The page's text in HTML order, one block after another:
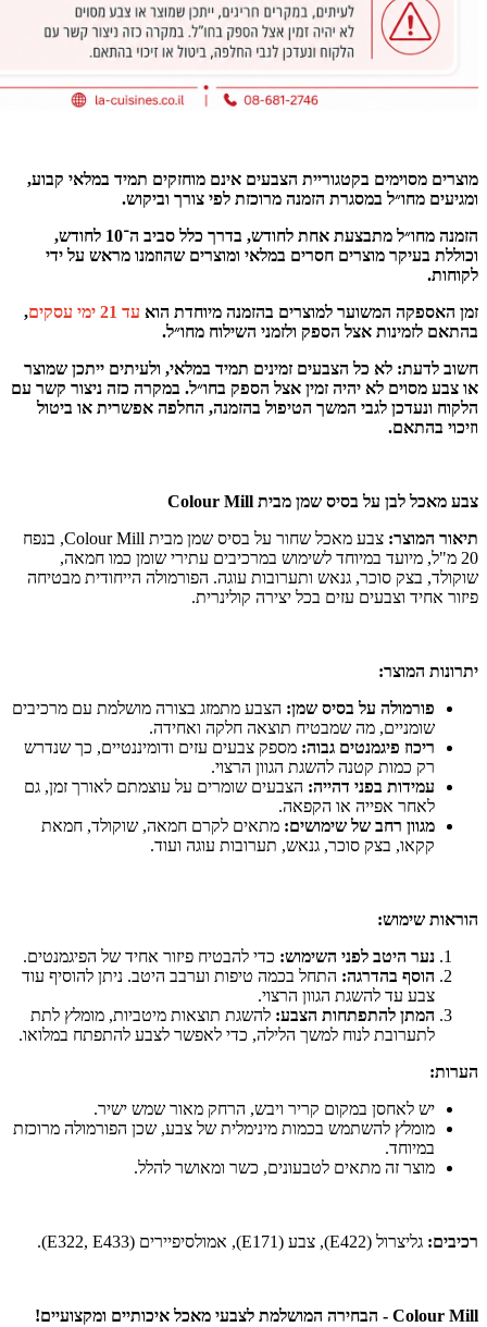
מוצרים מסוימים בקטגוריית הצבעים אינם מוחזקים תמיד במלאי קבוע,
ומגיעים מחו״ל במסגרת הזמנה מרוכזת לפי צורך וביקוש.
הזמנה מחו״ל מתבצעת אחת לחודש, בדרך כלל סביב ה־10 לחודש,
וכוללת בעיקר מוצרים חסרים במלאי ומוצרים שהוזמנו מראש על ידי
לקוחות.
זמן האספקה המשוער למוצרים בהזמנה מיוחדת הוא עד 21 ימי עסקים
,
בהתאם לזמינות אצל הספק ולזמני השילוח מחו״ל.
חשוב לדעת: לא כל הצבעים זמינים תמיד במלאי, ולעיתים ייתכן שמוצר
או צבע מסוים לא יהיה זמין אצל הספק בחו״ל. במקרה כזה ניצור קשר עם
הלקוח ונעדכן לגבי המשך הטיפול בהזמנה, החלפה אפשרית או ביטול
וזיכוי בהתאם.
צבע מאכל לבן על בסיס שמן מבית Colour Mill
תיאור המוצר:
צבע מאכל שחור על בסיס שמן מבית Colour Mill, בנפח
20 מ"ל, מיועד במיוחד לשימוש במרכיבים עתירי שומן כמו חמאה,
שוקולד, בצק סוכר, גנאש ותערובות עוגה. הפורמולה הייחודית מבטיחה
פיזור אחיד וצבעים עזים בכל יצירה קולינרית.
יתרונות המוצר:
פורמולה על בסיס שמן: הצבע מתמזג בצורה מושלמת עם מרכיבים
שומניים, מה שמבטיח תוצאה חלקה ואחידה.
ריכוז פיגמנטים גבוה: מספק צבעים עזים ודומיננטיים, כך שנדרש
רק כמות קטנה להשגת הגוון הרצוי.
עמידות בפני דהייה: הצבעים שומרים על עוצמתם לאורך זמן, גם
לאחר אפייה או הקפאה.
מגוון רחב של שימושים: מתאים לקרם חמאה, שוקולד, חמאת
קקאו, בצק סוכר, גנאש, תערובות עוגה ועוד.
הוראות שימוש:
נער היטב לפני השימוש: כדי להבטיח פיזור אחיד של הפיגמנטים.
הוסף בהדרגה: התחל בכמה טיפות וערבב היטב. ניתן להוסיף עוד
צבע עד להשגת הגוון הרצוי.
המתן להתפתחות הצבע: להשגת תוצאות מיטביות, מומלץ לתת
לתערובת לנוח למשך הלילה, כדי לאפשר לצבע להתפתח במלואו.
הערות:
יש לאחסן במקום קריר ויבש, הרחק מאור שמש ישיר.
מומלץ להשתמש בכמות מינימלית של צבע, שכן הפורמולה מרוכזת
במיוחד.
מוצר זה מתאים לטבעונים, כשר ומאושר להלל.
רכיבים: גליצרול (E422), צבע (E171), אמולסיפיירים (E322, E433).
Colour Mill - הבחירה המושלמת לצבעי מאכל איכותיים ומקצועיים!